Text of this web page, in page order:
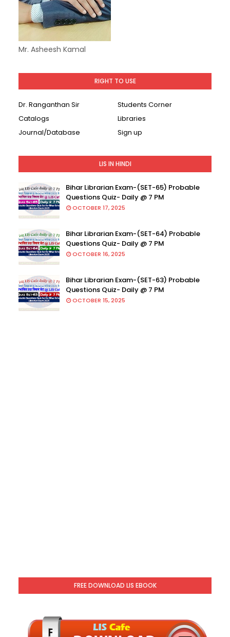
Mr. Asheesh Kamal
RIGHT TO USE
Dr. Ranganthan Sir
Students Corner
Catalogs
Libraries
Journal/Database
Sign up
LIS IN HINDI
Bihar Librarian Exam-(SET-65) Probable
Questions Quiz- Daily @ 7 PM
OCTOBER 17, 2025
Bihar Librarian Exam-(SET-64) Probable
Questions Quiz- Daily @ 7 PM
OCTOBER 16, 2025
Bihar Librarian Exam-(SET-63) Probable
Questions Quiz- Daily @ 7 PM
OCTOBER 15, 2025
FREE DOWNLOAD LIS EBOOK